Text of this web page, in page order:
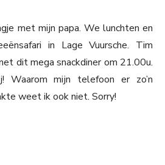
met mijn papa. We lunchten en
in Lage Vuursche. Tim
dit mega snackdiner om 21.00u.
Waarom mijn telefoon er zo’n
weet ik ook niet. Sorry!